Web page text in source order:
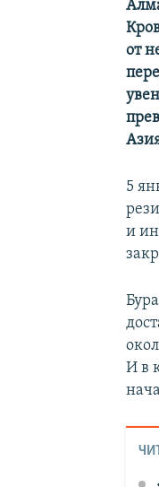
от
5
и
И в